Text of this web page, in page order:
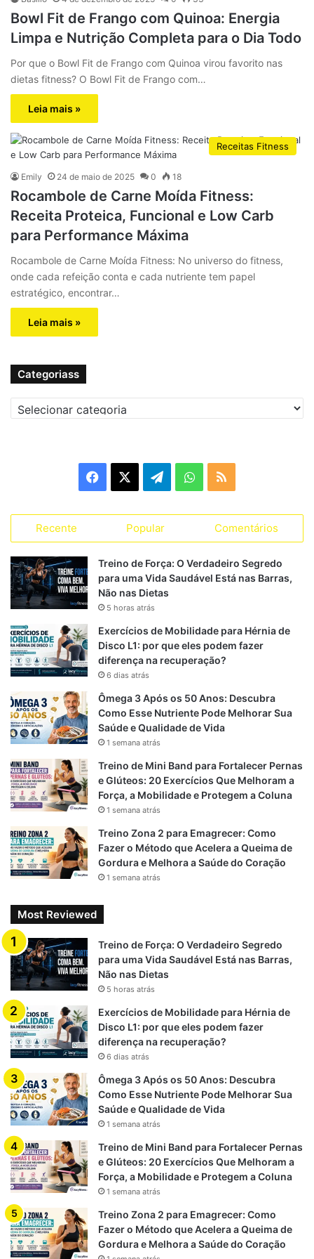
Bowl Fit de Frango com Quinoa: Energia
Limpa e Nutrição Completa para o Dia Todo
Por que o Bowl Fit de Frango com Quinoa virou favorito nas
dietas fitness? O Bowl Fit de Frango com…
Leia mais »
Receitas Fitness
Emily 24 de maio de 2025 0 18
Rocambole de Carne Moída Fitness:
Receita Proteica, Funcional e Low Carb
para Performance Máxima
Rocambole de Carne Moída Fitness: No universo do fitness,
onde cada refeição conta e cada nutriente tem papel
estratégico, encontrar…
Leia mais »
Categoriass
a
e
b
o
k
e
g
a
W
t
p
S
Recente Popular Comentários
Treino de Força: O Verdadeiro Segredo
para uma Vida Saudável Está nas Barras,
Não nas Dietas
5 horas atrás
Exercícios de Mobilidade para Hérnia de
Disco L1: por que eles podem fazer
diferença na recuperação?
6 dias atrás
Ômega 3 Após os 50 Anos: Descubra
Como Esse Nutriente Pode Melhorar Sua
Saúde e Qualidade de Vida
1 semana atrás
Treino de Mini Band para Fortalecer Pernas
e Glúteos: 20 Exercícios Que Melhoram a
Força, a Mobilidade e Protegem a Coluna
1 semana atrás
Treino Zona 2 para Emagrecer: Como
Fazer o Método que Acelera a Queima de
Gordura e Melhora a Saúde do Coração
1 semana atrás
Most Reviewed
Treino de Força: O Verdadeiro Segredo
para uma Vida Saudável Está nas Barras,
Não nas Dietas
5 horas atrás
Exercícios de Mobilidade para Hérnia de
Disco L1: por que eles podem fazer
diferença na recuperação?
6 dias atrás
Ômega 3 Após os 50 Anos: Descubra
Como Esse Nutriente Pode Melhorar Sua
Saúde e Qualidade de Vida
1 semana atrás
Treino de Mini Band para Fortalecer Pernas
e Glúteos: 20 Exercícios Que Melhoram a
Força, a Mobilidade e Protegem a Coluna
1 semana atrás
Treino Zona 2 para Emagrecer: Como
Fazer o Método que Acelera a Queima de
Gordura e Melhora a Saúde do Coração